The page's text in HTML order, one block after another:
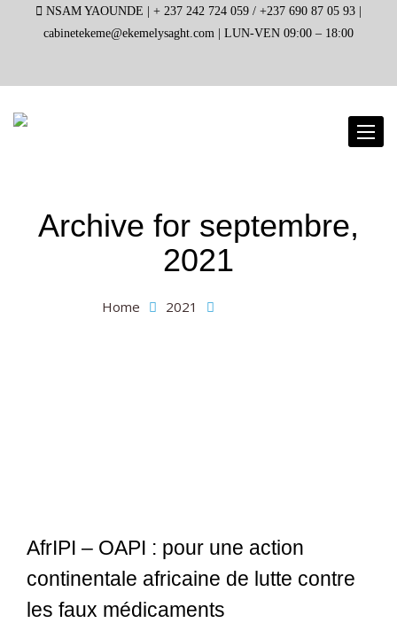
NSAM YAOUNDE | + 237 242 724 059 / +237 690 87 05 93 |
cabinetekeme@ekemelysaght.com | LUN-VEN 09:00 – 18:00
Archive for septembre,
2021
Home 2021
AfrIPI – OAPI : pour une action
continentale africaine de lutte contre
les faux médicaments